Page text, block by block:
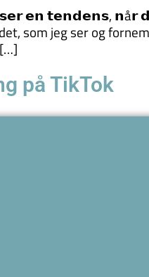
𝗲𝗻 𝘁𝗲𝗻𝗱𝗲𝗻𝘀, 𝗻å𝗿
som jeg ser og
på TikTok